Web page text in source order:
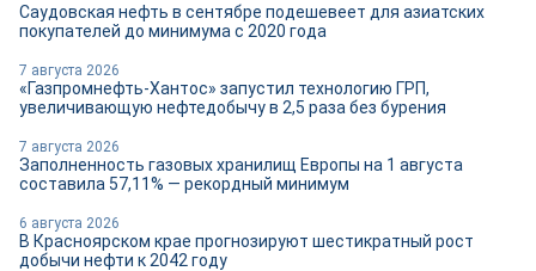
Саудовская нефть в сентябре подешевеет для азиатских
покупателей до минимума с 2020 года
7 августа 2026
«Газпромнефть-Хантос» запустил технологию ГРП,
увеличивающую нефтедобычу в 2,5 раза без бурения
7 августа 2026
Заполненность газовых хранилищ Европы на 1 августа
составила 57,11% — рекордный минимум
6 августа 2026
В Красноярском крае прогнозируют шестикратный рост
добычи нефти к 2042 году